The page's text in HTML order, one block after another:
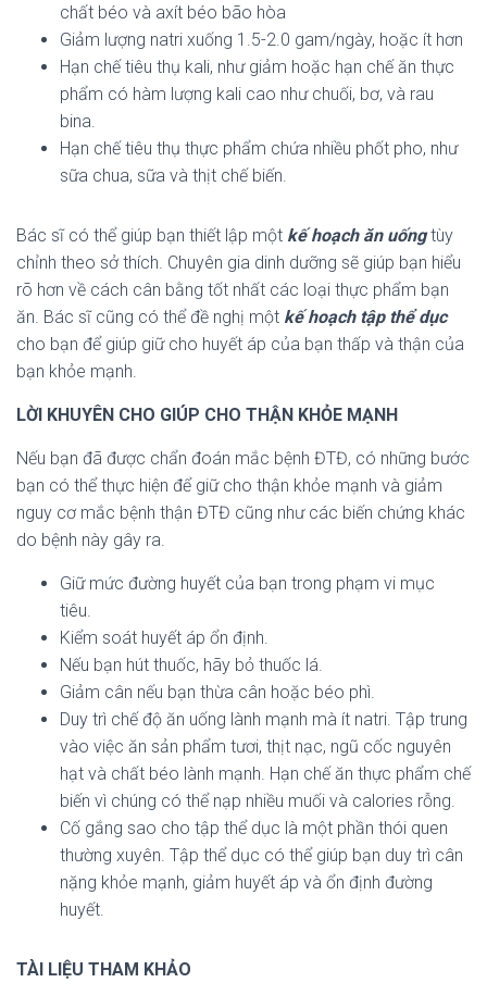
chất béo và axít béo bão hòa
Giảm lượng natri xuống 1.5-2.0 gam/ngày, hoặc ít hơn
Hạn chế tiêu thụ kali, như giảm hoặc hạn chế ăn thực
phẩm có hàm lượng kali cao như chuối, bơ, và rau
bina.
Hạn chế tiêu thụ thực phẩm chứa nhiều phốt pho, như
sữa chua, sữa và thịt chế biến.
Bác sĩ có thể giúp bạn thiết lập một kế hoạch ăn uốngtùy
chỉnh theo sở thích. Chuyên gia dinh dưỡng sẽ giúp bạn hiểu
rõ hơn về cách cân bằng tốt nhất các loại thực phẩm bạn
ăn. Bác sĩ cũng có thể đề nghị một kế hoạch tập thể dục
cho bạn để giúp giữ cho huyết áp của bạn thấp và thận của
bạn khỏe mạnh.
LỜI KHUYÊN CHO GIÚP CHO THẬN KHỎE MẠNH
Nếu bạn đã được chẩn đoán mắc bệnh ĐTĐ, có những bước
bạn có thể thực hiện để giữ cho thận khỏe mạnh và giảm
nguy cơ mắc bệnh thận ĐTĐ cũng như các biến chứng khác
do bệnh này gây ra.
Giữ mức đường huyết của bạn trong phạm vi mục
tiêu.
Kiểm soát huyết áp ổn định.
Nếu bạn hút thuốc, hãy bỏ thuốc lá.
Giảm cân nếu bạn thừa cân hoặc béo phì.
Duy trì chế độ ăn uống lành mạnh mà ít natri. Tập trung
vào việc ăn sản phẩm tươi, thịt nạc, ngũ cốc nguyên
hạt và chất béo lành mạnh. Hạn chế ăn thực phẩm chế
biến vì chúng có thể nạp nhiều muối và calories rỗng.
Cố gắng sao cho tập thể dục là một phần thói quen
thường xuyên. Tập thể dục có thể giúp bạn duy trì cân
nặng khỏe mạnh, giảm huyết áp và ổn định đường
huyết.
TÀI LIỆU THAM KHẢO